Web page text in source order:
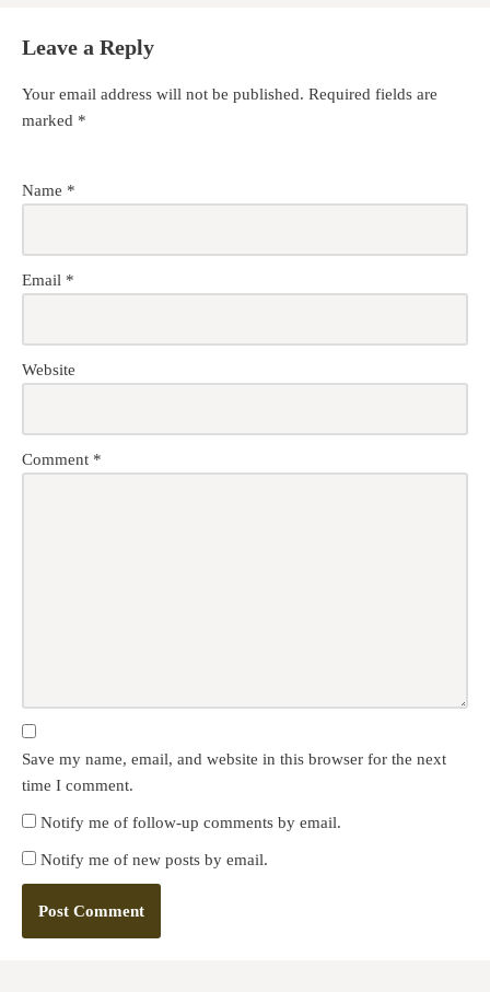
Leave a Reply
Your email address will not be published. Required fields are
marked *
Name *
Email *
Website
Comment *
Save my name, email, and website in this browser for the next
time I comment.
Notify me of follow-up comments by email.
Notify me of new posts by email.